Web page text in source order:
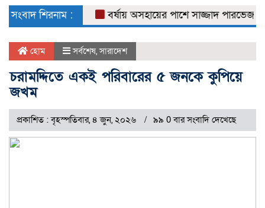
সংবাদ শিরনাম :
বর্ষায় অসহায়ের পাশে সাজ্জাদ পারভেজ
হোম সর্বশেষ,সারাদেশ
চরামদ্দিতে একই পরিবারের ৫ জনকে কুপিয়ে
জখম
প্রকাশিত : বৃহস্পতিবার, ৪ জুন, ২০২৬ ৯৯ 0 বার সংবাদি দেখেছে